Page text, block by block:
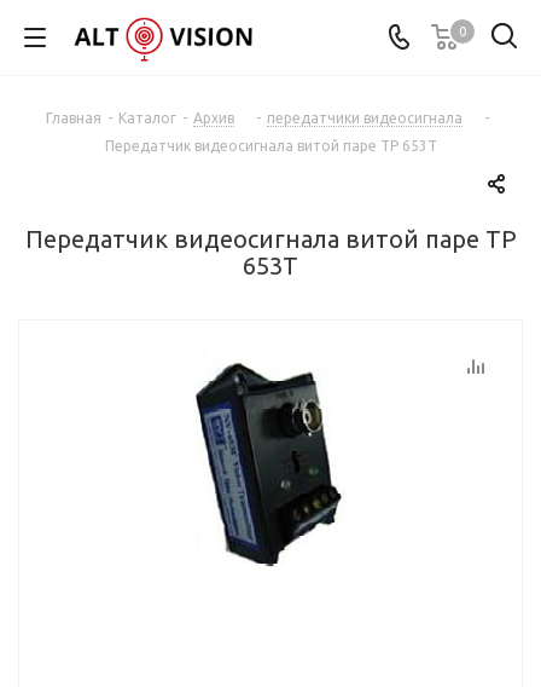
0
Главная - Каталог - Архив - передатчики видеосигнала
-
Передатчик видеосигнала витой паре TP 653T
Передатчик видеосигнала витой паре TP
653T